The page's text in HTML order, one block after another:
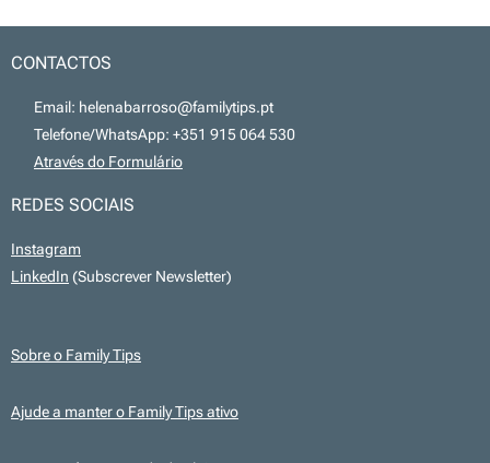
CONTACTOS
📧 Email: helenabarroso@familytips.pt
📞 Telefone/WhatsApp: +351 915 064 530
Através do Formulário
REDES SOCIAIS
Instagram
LinkedIn (Subscrever Newsletter)
Sobre o Family Tips
Ajude a manter o Family Tips ativo